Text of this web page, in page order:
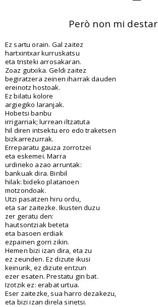
Però non mi destar
Ez sartu orain. Gal zaitez
hartxintxar kurruskatsu
eta tristeki arrosakaran.
Zoaz gutxika. Geldi zaitez
begiratzera zeinen iharrak dauden
ereinotz hostoak.
Ez bilatu kolore
argiegiko laranjak.
Hobetsi banbu
irrigarriak; lurrean iltzatuta
hil diren intsektu ero edo traketsen
bizkarrezurrak.
Erreparatu gauza zorrotzei
eta eskemei. Marra
urdineko azao arruntak:
bankuak dira. Biribil
hilak: bideko platanoen
motzondoak.
Utzi pasatzen hiru ordu,
eta sar zaitezke. Ikusten duzu
zer geratu den:
hautsontziak beteta
eta basoen erdiak
ezpainen gorri zikin.
Hemen bizi izan dira, eta zu
ez zeunden. Ez dizute ikusi
keinurik, ez dizute entzun
ezer esaten. Prestatu gin bat.
Izotzik ez: erabat urtua.
Eser zaitezke, sua harro dezakezu,
eta bizi izan direla sinetsi.